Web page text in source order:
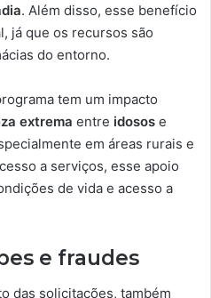
. Além disso, esse benefício
já que os recursos são
do entorno.
tem um impacto
extrema entre idosos e
em áreas rurais e
a serviços, esse apoio
de vida e acesso a
e fraudes
das solicitações, também